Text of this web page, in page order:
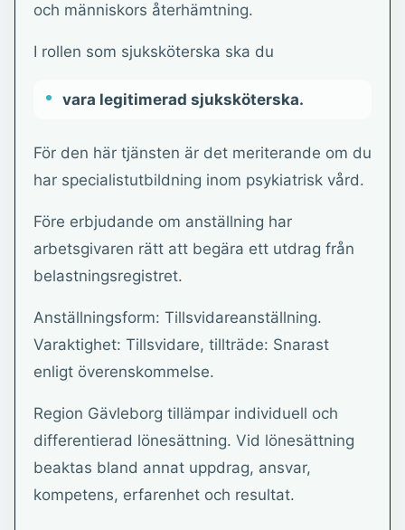
och människors återhämtning.
I rollen som sjuksköterska ska du
vara legitimerad sjuksköterska.
För den här tjänsten är det meriterande om du
har specialistutbildning inom psykiatrisk vård.
Före erbjudande om anställning har
arbetsgivaren rätt att begära ett utdrag från
belastningsregistret.
Anställningsform: Tillsvidareanställning.
Varaktighet: Tillsvidare, tillträde: Snarast
enligt överenskommelse.
Region Gävleborg tillämpar individuell och
differentierad lönesättning. Vid lönesättning
beaktas bland annat uppdrag, ansvar,
kompetens, erfarenhet och resultat.